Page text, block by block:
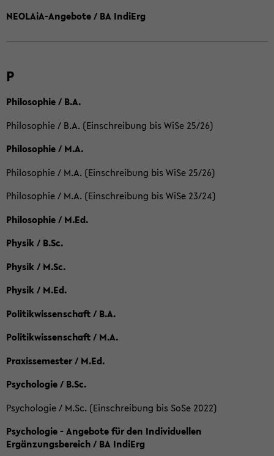
NEOLAiA-Angebote / BA IndiErg
P
Philosophie / B.A.
Philosophie / B.A. (Einschreibung bis WiSe 25/26)
Philosophie / M.A.
Philosophie / M.A. (Einschreibung bis WiSe 25/26)
Philosophie / M.A. (Einschreibung bis WiSe 23/24)
Philosophie / M.Ed.
Physik / B.Sc.
Physik / M.Sc.
Physik / M.Ed.
Politikwissenschaft / B.A.
Politikwissenschaft / M.A.
Praxissemester / M.Ed.
Psychologie / B.Sc.
Psychologie / M.Sc. (Einschreibung bis SoSe 2022)
Psychologie - Angebote für den Individuellen
Ergänzungsbereich / BA IndiErg